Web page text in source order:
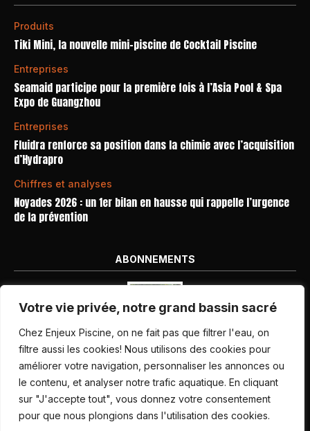
Votre vie privée, notre grand bassin sacré
Chez Enjeux Piscine, on ne fait pas que filtrer l'eau, on
filtre aussi les cookies! Nous utilisons des cookies pour
améliorer votre navigation, personnaliser les annonces ou
le contenu, et analyser notre trafic aquatique. En cliquant
sur "J'accepte tout", vous donnez votre consentement
pour que nous plongions dans l'utilisation des cookies.
Produits
Tiki Mini, la nouvelle mini-piscine de Cocktail Piscine
Entreprises
Seamaid participe pour la première fois à l’Asia Pool & Spa
Expo de Guangzhou
Entreprises
Fluidra renforce sa position dans la chimie avec l’acquisition
d’Hydrapro
Chiffres et analyses
Noyades 2026 : un 1er bilan en hausse qui rappelle l’urgence
de la prévention
ABONNEMENTS
Nos dernières parutions
Abonnement magazine
Inscription newsletter